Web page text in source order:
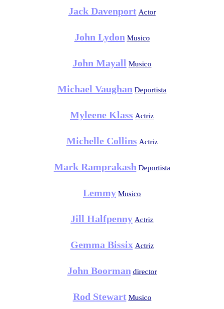
Jack Davenport Actor
John Lydon Musico
John Mayall Musico
Michael Vaughan Deportista
Myleene Klass Actriz
Michelle Collins Actriz
Mark Ramprakash Deportista
Lemmy Musico
Jill Halfpenny Actriz
Gemma Bissix Actriz
John Boorman director
Rod Stewart Musico